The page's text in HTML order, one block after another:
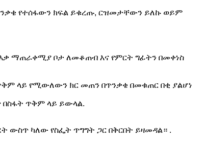
የተሰፋውን ክፍል ይቁረጡ, ርዝመታቸውን ይለኩ ወይም
ማጠራቀሚያ ቦታ ለመቆጠብ እና የምርት ግፊትን በመቀነስ
ላይ የሚውለውን ክር መጠን በጥንቃቄ በመቁጠር በቂ ያልሆነ
በስፋት ጥቅም ላይ ይውላል.
ውስጥ ካለው የስፌት ጥግግት ጋር በቅርበት ይዛመዳል። .